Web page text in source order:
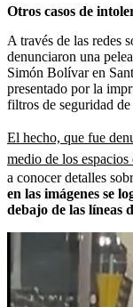
Otros casos de
A través de las redes
denunciaron una
Simón Bolívar en
presentado por la
filtros de seguridad
El hecho, que fue
medio de los
a conocer detalles
en las imágenes se
debajo de las líneas